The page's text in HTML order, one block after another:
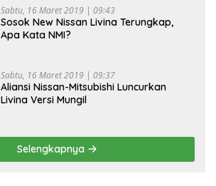
Sabtu, 16 Maret 2019 | 09:43
Sosok New Nissan Livina Terungkap,
Apa Kata NMI?
Sabtu, 16 Maret 2019 | 09:37
Aliansi Nissan-Mitsubishi Luncurkan
Livina Versi Mungil
Selengkapnya